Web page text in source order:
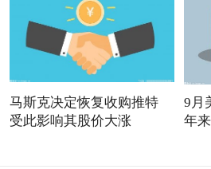
马斯克决定恢复收购推特
受此影响其股价大涨
9月
年